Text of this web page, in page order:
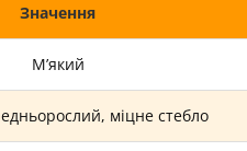
Значення
М’який
міцне стебло